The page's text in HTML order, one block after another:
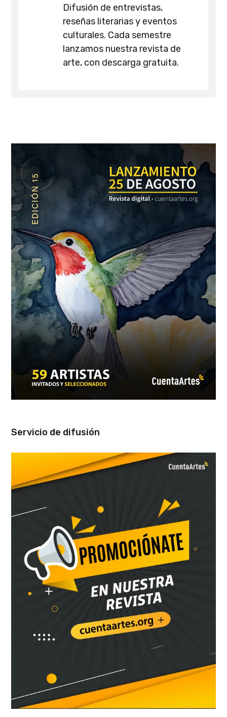
Difusión de entrevistas,
reseñas literarias y eventos
culturales. Cada semestre
lanzamos nuestra revista de
arte, con descarga gratuita.
Servicio de difusión